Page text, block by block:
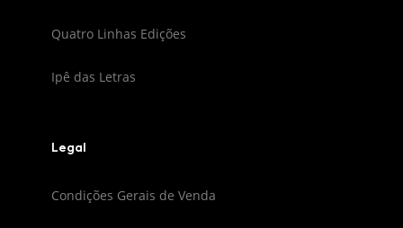
Quatro Linhas Edições
Ipê das Letras
Legal
Condições Gerais de Venda